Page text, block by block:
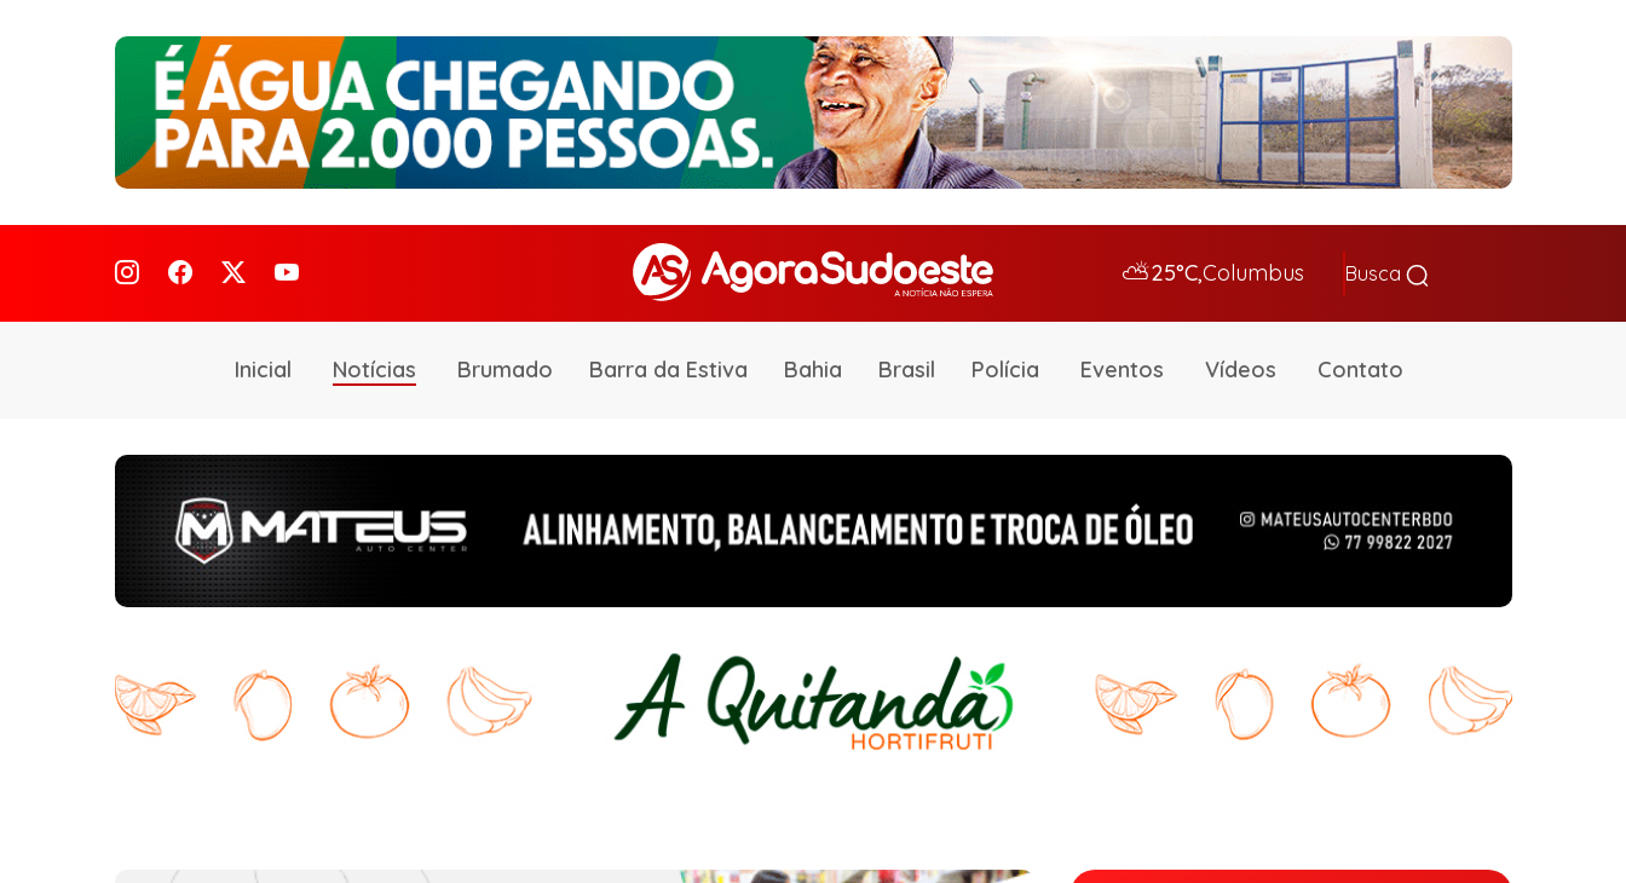
⛅25°C,Columbus Busca
Inicial Notícias Brumado Barra da Estiva Bahia Brasil Polícia Eventos Vídeos Contato